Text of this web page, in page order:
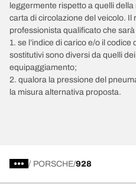
leggermente rispetto a quelli
carta di circolazione del veicolo. Il
professionista qualificato che
1. se l’indice di carico e/o il
sostitutivi sono diversi da quelli
equipaggiamento;
2. qualora la pressione del
la misura alternativa proposta.
/ PORSCHE 928